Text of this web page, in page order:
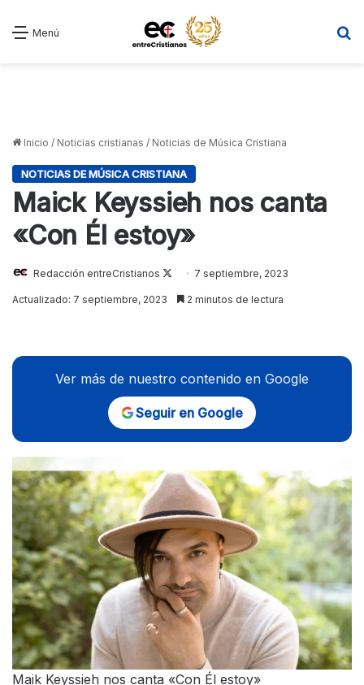
Menú
Inicio / Noticias cristianas / Noticias de Música Cristiana
NOTICIAS DE MÚSICA CRISTIANA
Maick Keyssieh nos canta
«Con Él estoy»
Redacción entreCristianos
Follow
on
7 septiembre, 2023
Actualizado: 7 septiembre, 2023 2 minutos de lectura
Ver más de nuestro contenido en Google
Seguir en Google
Maik Keyssieh nos canta «Con Él estoy»